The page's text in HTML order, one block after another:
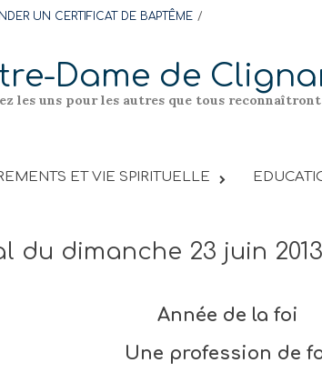
UN CERTIFICAT DE BAPTÊME
Dame de
les uns pour les autres que tous
ET VIE SPIRITUELLE
du dimanche 23 juin 2013
Année de la foi
Une profession de